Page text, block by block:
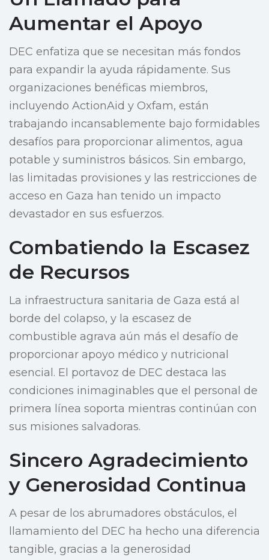
Aumentar el Apoyo
DEC enfatiza que se necesitan más fondos
para expandir la ayuda rápidamente. Sus
organizaciones benéficas miembros,
incluyendo ActionAid y Oxfam, están
trabajando incansablemente bajo formidables
desafíos para proporcionar alimentos, agua
potable y suministros básicos. Sin embargo,
las limitadas provisiones y las restricciones de
acceso en Gaza han tenido un impacto
devastador en sus esfuerzos.
Combatiendo la Escasez
de Recursos
La infraestructura sanitaria de Gaza está al
borde del colapso, y la escasez de
combustible agrava aún más el desafío de
proporcionar apoyo médico y nutricional
esencial. El portavoz de DEC destaca las
condiciones inimaginables que el personal de
primera línea soporta mientras continúan con
sus misiones salvadoras.
Sincero Agradecimiento
y Generosidad Continua
A pesar de los abrumadores obstáculos, el
llamamiento del DEC ha hecho una diferencia
tangible, gracias a la generosidad